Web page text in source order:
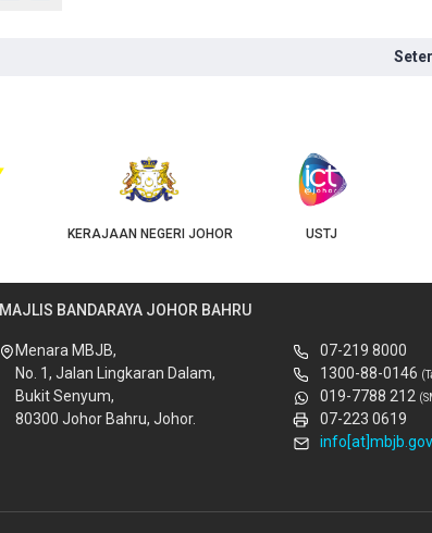
KERAJAAN NEGERI JOHOR USTJ
MAJLIS BANDARAYA JOHOR BAHRU
Menara MBJB,
No. 1, Jalan Lingkaran Dalam,
Bukit Senyum,
80300 Johor Bahru, Johor.
07-219 8000
1300-88-0146
019-7788 212
07-223 0619